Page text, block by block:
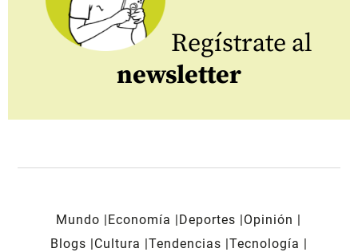
Regístrate al
newsletter
Mundo Economía Deportes
Opinión
Blogs
Cultura Tendencias Tecnología